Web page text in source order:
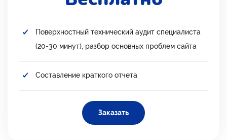
Поверхностный технический аудит специалиста
(20-30 минут), разбор основных проблем сайта
Составление краткого отчета
Заказать